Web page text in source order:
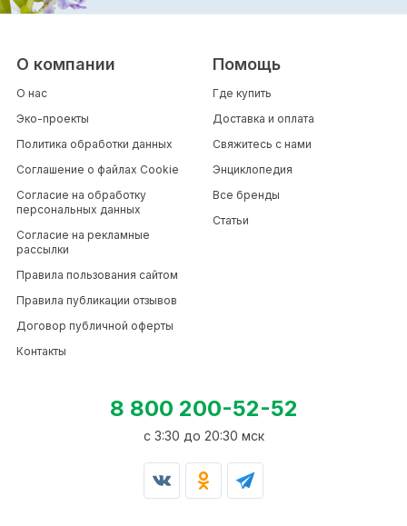
О компании
О нас
Эко-проекты
Политика обработки данных
Соглашение о файлах Cookie
Согласие на обработку
персональных данных
Согласие на рекламные
рассылки
Правила пользования сайтом
Правила публикации отзывов
Договор публичной оферты
Контакты
Помощь
Где купить
Доставка и оплата
Свяжитесь с нами
Энциклопедия
Все бренды
Статьи
8 800 200-52-52
c 3:30 до 20:30 мск